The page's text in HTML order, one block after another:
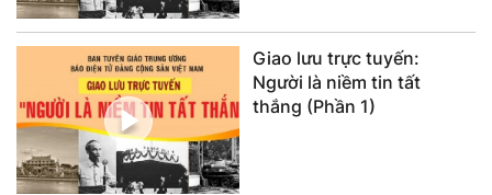
Giao lưu trực tuyến:
Người là niềm tin tất
thắng (Phần 1)